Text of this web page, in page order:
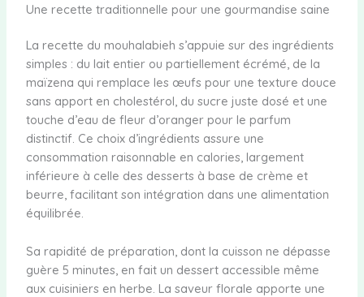
Une recette traditionnelle pour une gourmandise saine
La recette du mouhalabieh s’appuie sur des ingrédients
simples : du lait entier ou partiellement écrémé, de la
maïzena qui remplace les œufs pour une texture douce
sans apport en cholestérol, du sucre juste dosé et une
touche d’eau de fleur d’oranger pour le parfum
distinctif. Ce choix d’ingrédients assure une
consommation raisonnable en calories, largement
inférieure à celle des desserts à base de crème et
beurre, facilitant son intégration dans une alimentation
équilibrée.
Sa rapidité de préparation, dont la cuisson ne dépasse
guère 5 minutes, en fait un dessert accessible même
aux cuisiniers en herbe. La saveur florale apporte une